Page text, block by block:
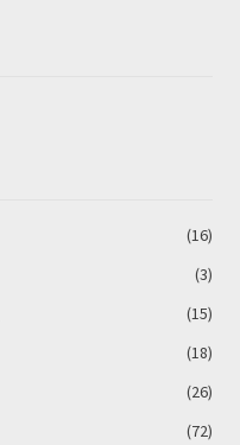
(16)
(3)
(15)
(18)
(26)
(72)